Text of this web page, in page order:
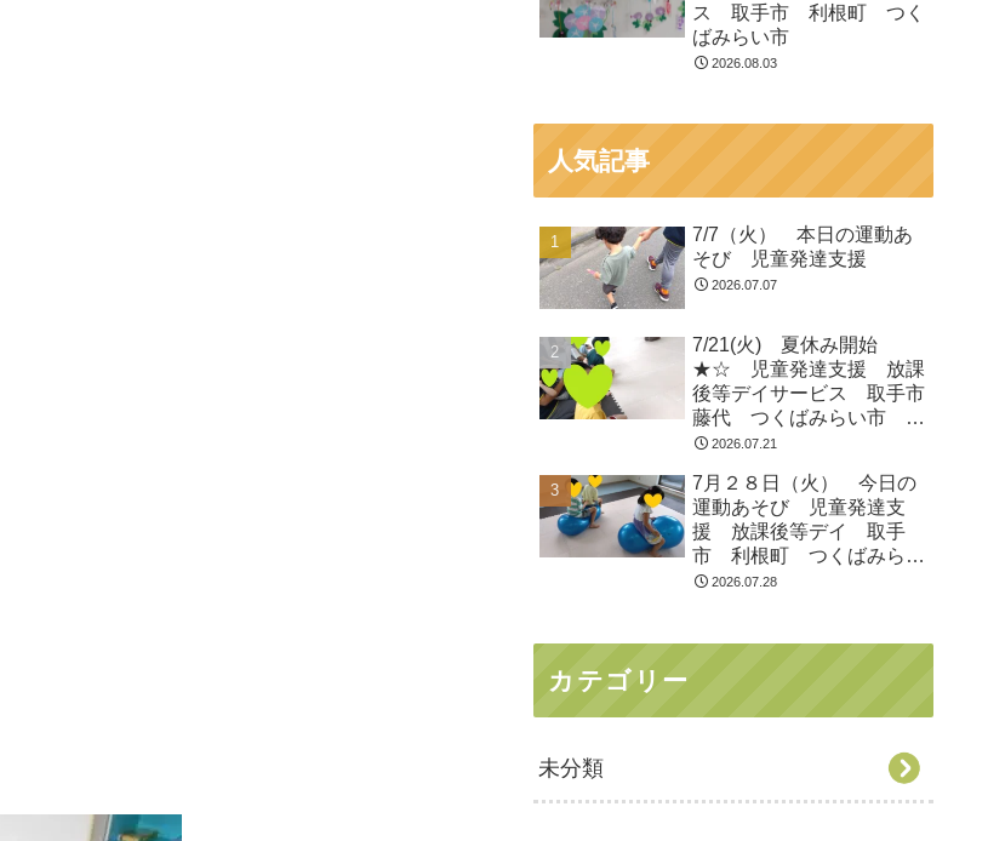
ス 取手市 利根町 つく
ばみらい市
2026.08.03
人気記事
7/7（火） 本日の運動あ
そび 児童発達支援
2026.07.07
7/21(火) 夏休み開始
★☆ 児童発達支援 放課
後等デイサービス 取手市
藤代 つくばみらい市 龍
ヶ崎2026.07.21
7月２８日（火） 今日の
運動あそび 児童発達支
援 放課後等デイ 取手
市 利根町 つくばみらい
市 2026.07.28
カテゴリー
未分類